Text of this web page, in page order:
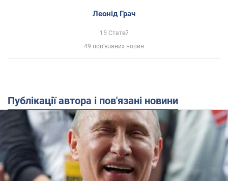
Леонід Грач
15 Статей
49 пов'язаних новин
Публікації автора і пов'язані новини